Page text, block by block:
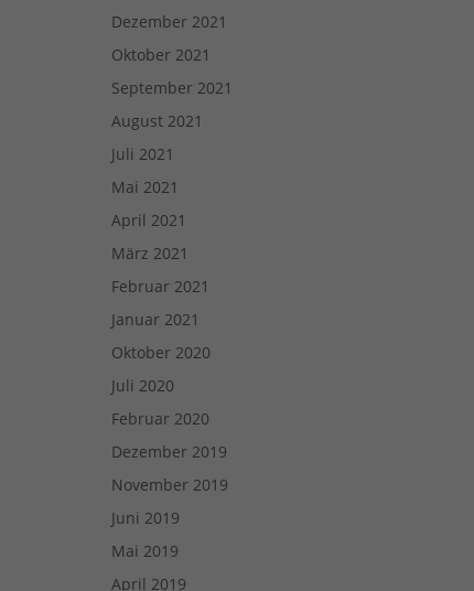
Dezember 2021
Oktober 2021
September 2021
August 2021
Juli 2021
Mai 2021
April 2021
März 2021
Februar 2021
Januar 2021
Oktober 2020
Juli 2020
Februar 2020
Dezember 2019
November 2019
Juni 2019
Mai 2019
April 2019